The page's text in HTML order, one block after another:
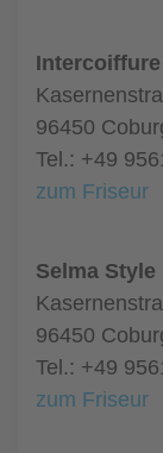
96450
Tel.: +49
zum Friseur
Selma Style
96450
Tel.: +49
zum Friseur